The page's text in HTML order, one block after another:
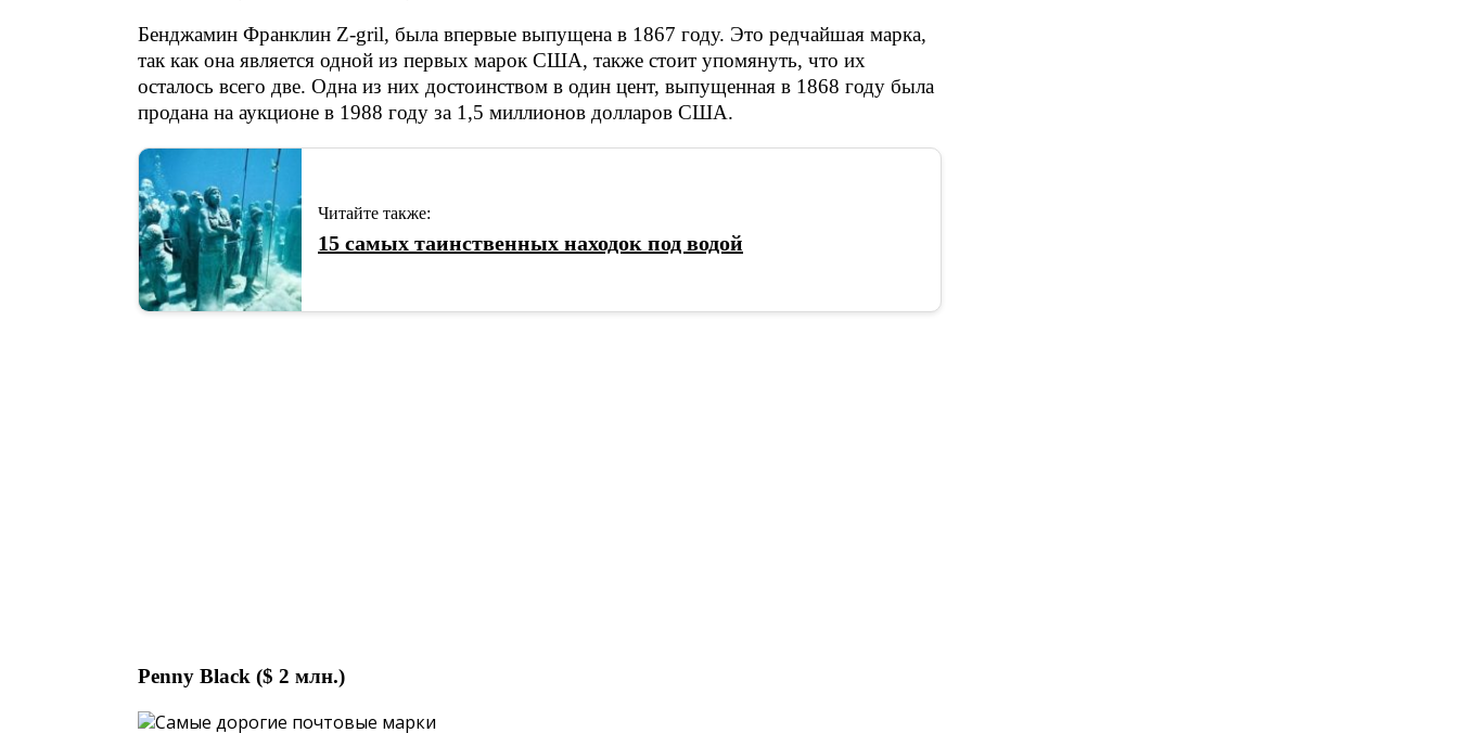
Бенджамин Франклин Z-gril, была впервые выпущена в 1867 году. Это редчайшая марка,
так как она является одной из первых марок США, также стоит упомянуть, что их
осталось всего две. Одна из них достоинством в один цент, выпущенная в 1868 году была
продана на аукционе в 1988 году за 1,5 миллионов долларов США.
Читайте также:
15 самых таинственных находок под водой
Penny Black ($ 2 млн.)